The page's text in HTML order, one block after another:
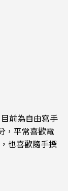
前為自由寫手
，平常喜歡電
也喜歡隨手撰